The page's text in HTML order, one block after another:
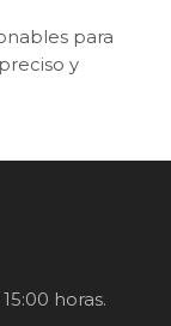
para
y
horas.